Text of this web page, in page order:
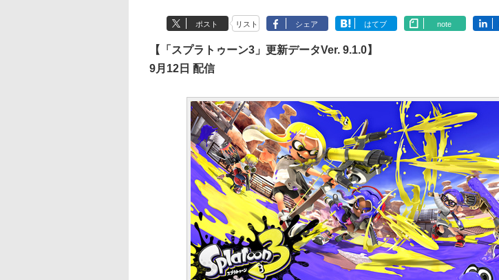
ポスト リスト シェア はてブ note
【「スプラトゥーン3」更新データVer. 9.1.0】
9月12日 配信